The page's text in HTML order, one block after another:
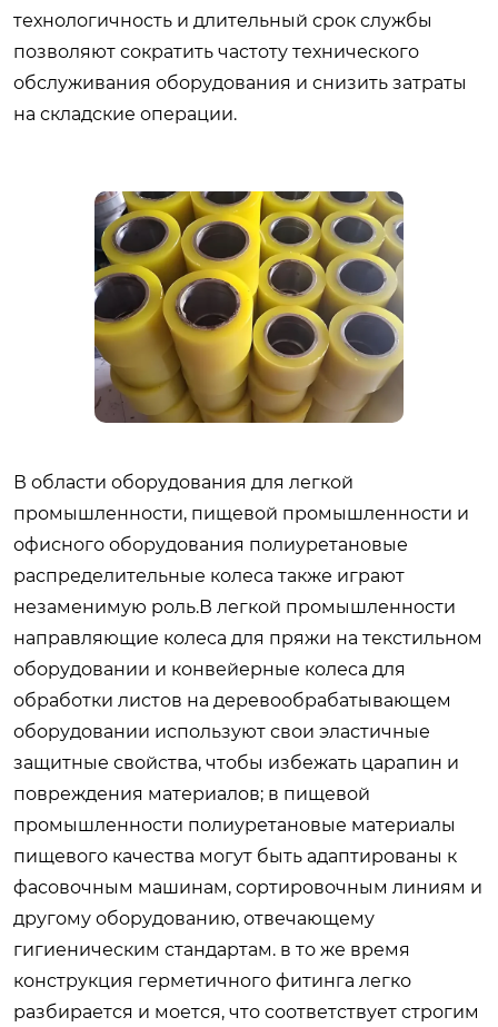
технологичность и длительный срок службы
позволяют сократить частоту технического
обслуживания оборудования и снизить затраты
на складские операции.
В области оборудования для легкой
промышленности, пищевой промышленности и
офисного оборудования полиуретановые
распределительные колеса также играют
незаменимую роль.В легкой промышленности
направляющие колеса для пряжи на текстильном
оборудовании и конвейерные колеса для
обработки листов на деревообрабатывающем
оборудовании используют свои эластичные
защитные свойства, чтобы избежать царапин и
повреждения материалов; в пищевой
промышленности полиуретановые материалы
пищевого качества могут быть адаптированы к
фасовочным машинам, сортировочным линиям и
другому оборудованию, отвечающему
гигиеническим стандартам. в то же время
конструкция герметичного фитинга легко
разбирается и моется, что соответствует строгим